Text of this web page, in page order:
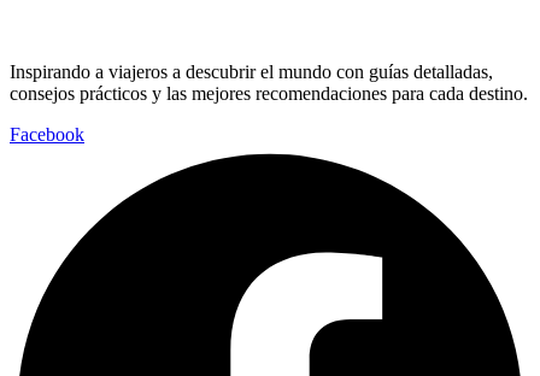
Inspirando a viajeros a descubrir el mundo con guías detalladas,
consejos prácticos y las mejores recomendaciones para cada destino.
Facebook